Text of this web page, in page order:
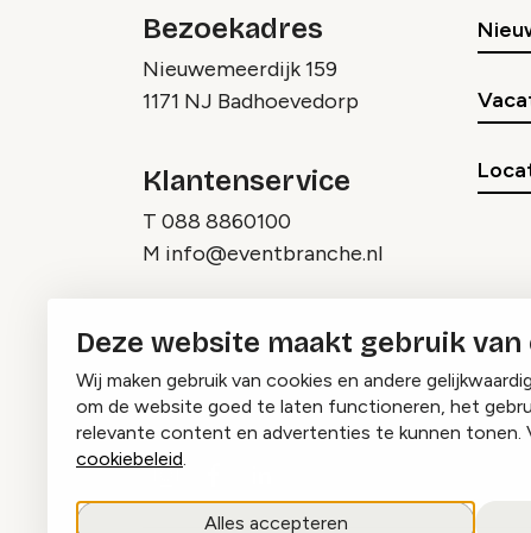
Deze website maakt gebruik van
Wij maken gebruik van cookies en andere
om de website goed te laten functioneren, het
relevante content en advertenties te kunnen tonen.
cookiebeleid.
Alles accepteren
Bezoekadres
Nieuwemeerdijk 159
1171 NJ Badhoevedorp
Klantenservice
T 088 8860100
M info@eventbranche.nl